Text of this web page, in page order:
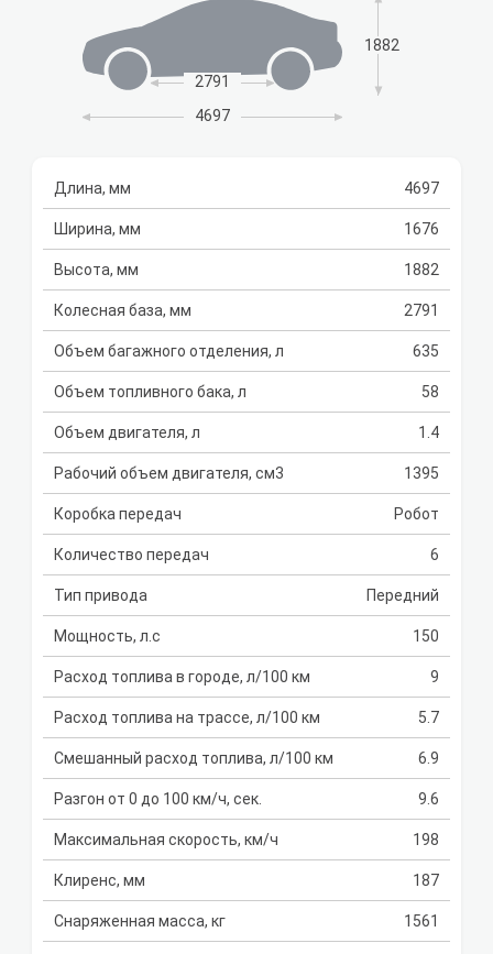
2791
1882
4697
Длина, мм 4697
Ширина, мм 1676
Высота, мм 1882
Колесная база, мм 2791
Объем багажного отделения, л 635
Объем топливного бака, л 58
Объем двигателя, л 1.4
Рабочий объем двигателя, см3 1395
Коробка передач Робот
Количество передач 6
Тип привода Передний
Мощность, л.с 150
Расход топлива в городе, л/100 км 9
Расход топлива на трассе, л/100 км 5.7
Смешанный расход топлива, л/100 км 6.9
Разгон от 0 до 100 км/ч, сек. 9.6
Максимальная скорость, км/ч 198
Клиренс, мм 187
Снаряженная масса, кг 1561